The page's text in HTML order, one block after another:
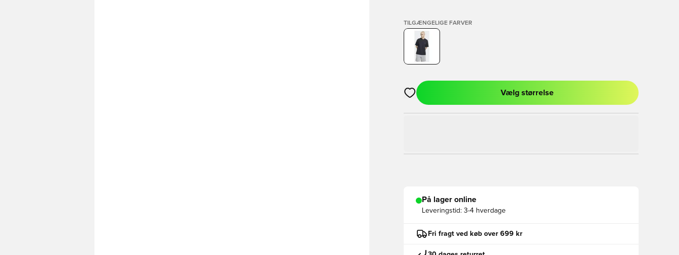
TILGÆNGELIGE FARVER
Åbner en Modal til at logge ind eller tilmelde dig som medlem
Vælg størrelse
På lager online
Leveringstid: 3-4 hverdage
Fri fragt ved køb over 699 kr